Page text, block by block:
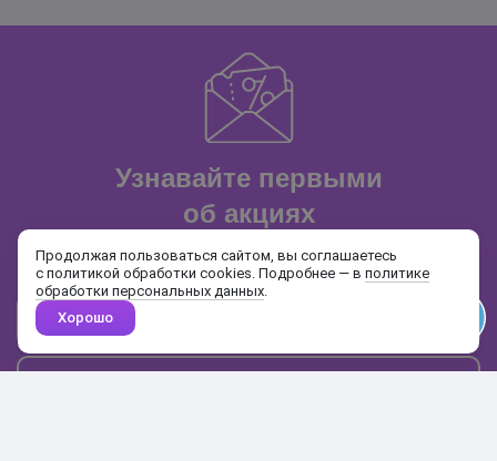
Узнавайте первыми
об акциях
и распродажах
Почта
Продолжая пользоваться сайтом, вы соглашаетесь
с политикой обработки cookies. Подробнее — в политике
обработки персональных данных.
Хорошо